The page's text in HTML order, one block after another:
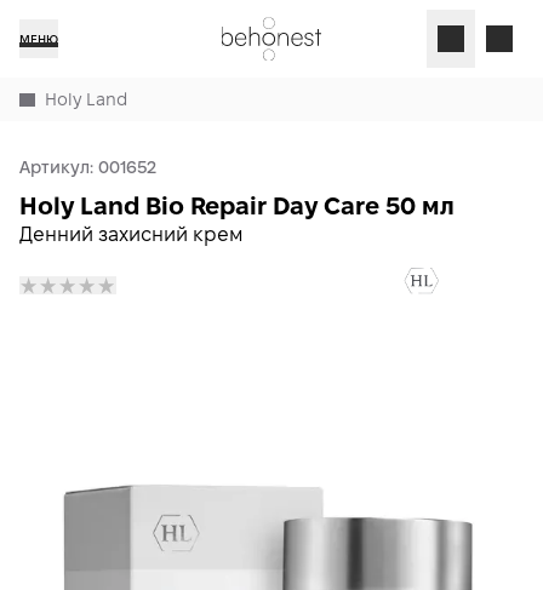
МЕНЮ
Holy Land
Артикул: 001652
Денний захисний крем
Holy Land Bio Repair Day Care 50 мл